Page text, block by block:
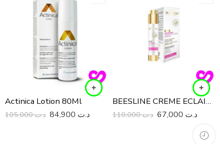
Actinica Lotion 80Ml
د.ت105,000 د.ت
BEESLINE CREME ECLAIRCISSANTE INTIME WHITENING SENSITIVE ZONE 50ML
د.ت110,000 د.ت